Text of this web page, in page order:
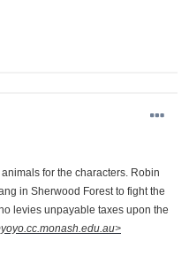
for the characters. Robin
in Sherwood Forest to fight the
levies unpayable taxes upon the